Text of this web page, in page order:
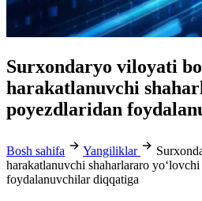
Surxondaryo viloyati
harakatlanuvchi
poyezdlaridan
Bosh sahifa Yangiliklar
harakatlanuvchi shaharlararo
foydalanuvchilar diqqatiga